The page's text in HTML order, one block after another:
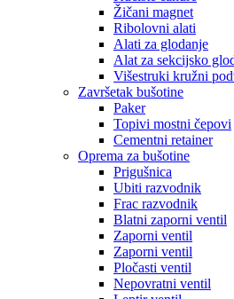
Žičani magnet
Ribolovni alati
Alati za glodanje
Alat za sekcijsko
Višestruki kružni
Završetak bušotine
Paker
Topivi mostni čepovi
Cementni retainer
Oprema za bušotine
Prigušnica
Ubiti razvodnik
Frac razvodnik
Blatni zaporni ventil
Zaporni ventil
Zaporni ventil
Pločasti ventil
Nepovratni ventil